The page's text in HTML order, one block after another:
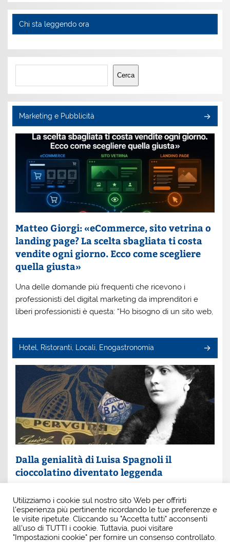
Chi sta leggendo ora
Cerca
Cerca
Marketing e Pubblicità
Matteo Giorgi: «eCommerce, sito vetrina o
landing page? La scelta sbagliata ti costa
vendite ogni giorno. Ecco come scegliere
quella giusta»
Una delle domande più frequenti che ricevono i
professionisti del digital marketing da imprenditori e
liberi professionisti è questa: “Ho bisogno di un sito web,
Hotel, Ristoranti, Locali, Enogastronomia
Dalla genialità di Luisa Spagnoli il
cioccolatino diventato leggenda
Spagnoli. È lei la donna che, con intuito e coraggio, ha
scritto una pagina indimenticabile della
Utilizziamo i cookie sul nostro sito Web per offrirti
l'esperienza più pertinente ricordando le tue preferenze e
le visite ripetute. Cliccando su "Accetta tutti" acconsenti
all'uso di TUTTI i cookie. Tuttavia, puoi visitare
"Impostazioni cookie" per fornire un consenso controllato.